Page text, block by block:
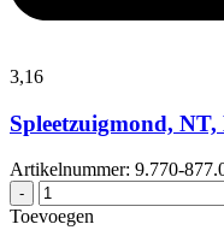
3,16
Spleetzuigmond,
Artikelnummer: 9.770-
-
Spleetzuigmond,
NT,
Toevoegen